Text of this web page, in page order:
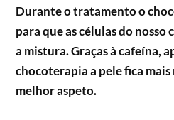
Durante o tratamento o
para que as células do
a mistura. Graças à cafeína,
chocoterapia a pele fica mais
melhor aspeto.